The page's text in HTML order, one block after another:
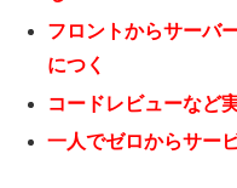
フロントからサーバ
につく
コードレビューなど
一人でゼロからサー